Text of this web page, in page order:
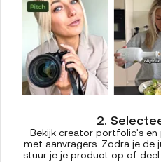
2.
Bekijk creator portfolio's
met aanvragers. Zodra je de
stuur je je product op of